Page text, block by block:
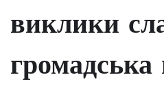
виклики
громадська